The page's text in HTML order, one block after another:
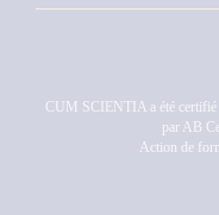
CUM SCIENTIA a été
par AB
Action de